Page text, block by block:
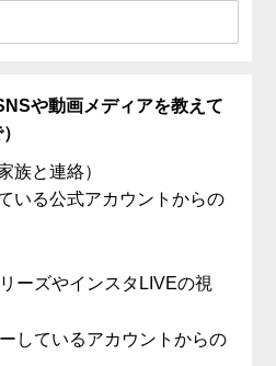
や動画メディアを教えて
族と連絡）
いる公式アカウントからの
ーズやインスタLIVEの視
しているアカウントからの